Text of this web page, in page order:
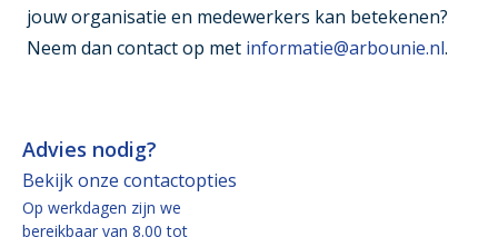
jouw organisatie en medewerkers kan betekenen?
Neem dan contact op met informatie@arbounie.nl.
Advies nodig?
Bekijk onze contactopties
Op werkdagen zijn we
bereikbaar van 8.00 tot